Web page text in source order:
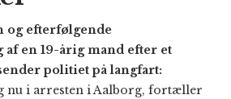
og efterfølgende
en 19-årig mand efter et
politiet på langfart:
nu i arresten i Aalborg, fortæller